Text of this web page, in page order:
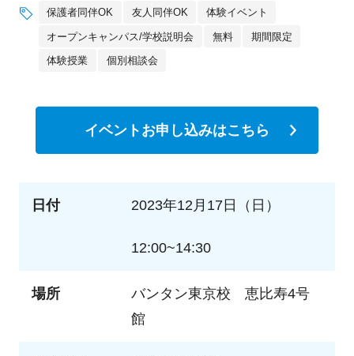
保護者同伴OK 友人同伴OK 体験イベント
オープンキャンパス/学校説明会 無料 期間限定
体験授業 個別相談会
イベントお申し込みはこちら
日付 2023年12月17日（日）
12:00~14:30
場所
バンタン東京校 恵比寿4号
館